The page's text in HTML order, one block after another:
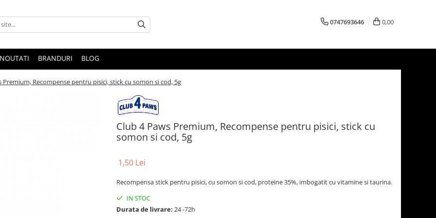
0747693646 0,00
NOUTATI BRANDURI BLOG
Premium, Recompense pentru pisici, stick cu somon si cod, 5g
Club 4 Paws Premium, Recompense pentru pisici, stick cu
somon si cod, 5g
1,50 Lei
Recompensa stick pentru pisici, cu somon si cod, proteine 35%, imbogatit cu vitamine si taurina.
IN STOC
Durata de livrare: 24 -72h